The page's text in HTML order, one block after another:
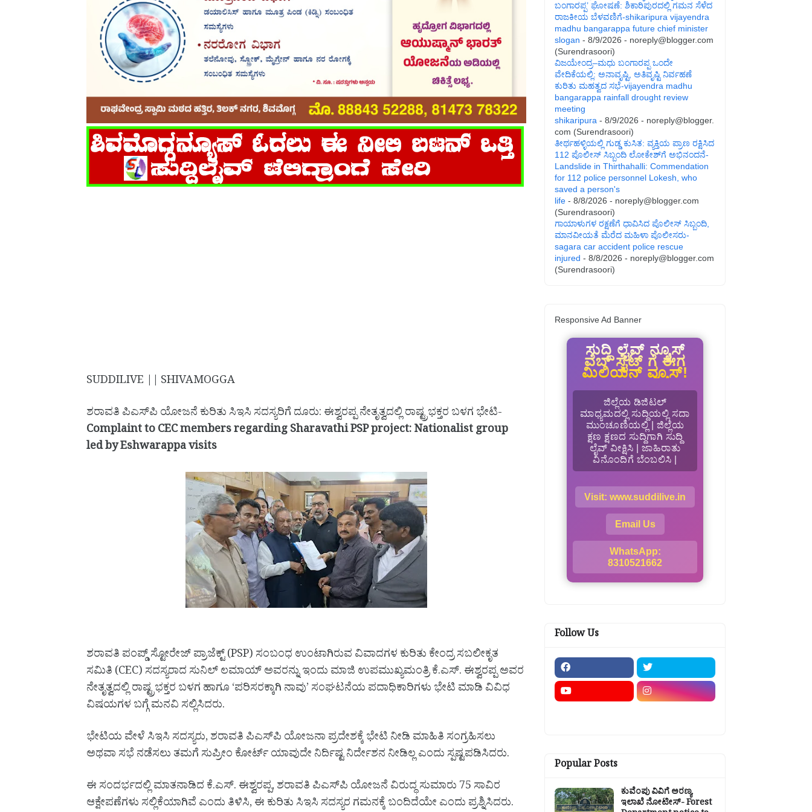
SUDDILIVE || SHIVAMOGGA
ಶರಾವತಿ ಪಿಎಸ್‌ಪಿ ಯೋಜನೆ ಕುರಿತು ಸಿಇಸಿ ಸದಸ್ಯರಿಗೆ ದೂರು: ಈಶ್ವರಪ್ಪ ನೇತೃತ್ವದಲ್ಲಿ ರಾಷ್ಟ್ರಭಕ್ತರ ಬಳಗ ಭೇಟಿ-
Complaint to CEC members regarding Sharavathi PSP project: Nationalist group
led by Eshwarappa visits
ಶರಾವತಿ ಪಂಪ್ಡ್ ಸ್ಟೋರೇಜ್ ಪ್ರಾಜೆಕ್ಟ್ (PSP) ಸಂಬಂಧ ಉಂಟಾಗಿರುವ ವಿವಾದಗಳ ಕುರಿತು ಕೇಂದ್ರ ಸಬಲೀಕೃತ
ಸಮಿತಿ (CEC) ಸದಸ್ಯರಾದ ಸುನಿಲ್ ಲಮಾಯ್ ಅವರನ್ನು ಇಂದು ಮಾಜಿ ಉಪಮುಖ್ಯಮಂತ್ರಿ ಕೆ.ಎಸ್. ಈಶ್ವರಪ್ಪ ಅವರ
ನೇತೃತ್ವದಲ್ಲಿ ರಾಷ್ಟ್ರಭಕ್ತರ ಬಳಗ ಹಾಗೂ ‘ಪರಿಸರಕ್ಕಾಗಿ ನಾವು’ ಸಂಘಟನೆಯ ಪದಾಧಿಕಾರಿಗಳು ಭೇಟಿ ಮಾಡಿ ವಿವಿಧ
ವಿಷಯಗಳ ಬಗ್ಗೆ ಮನವಿ ಸಲ್ಲಿಸಿದರು.
ಭೇಟಿಯ ವೇಳೆ ಸಿಇಸಿ ಸದಸ್ಯರು, ಶರಾವತಿ ಪಿಎಸ್‌ಪಿ ಯೋಜನಾ ಪ್ರದೇಶಕ್ಕೆ ಭೇಟಿ ನೀಡಿ ಮಾಹಿತಿ ಸಂಗ್ರಹಿಸಲು
ಅಥವಾ ಸಭೆ ನಡೆಸಲು ತಮಗೆ ಸುಪ್ರೀಂ ಕೋರ್ಟ್ ಯಾವುದೇ ನಿರ್ದಿಷ್ಟ ನಿರ್ದೇಶನ ನೀಡಿಲ್ಲ ಎಂದು ಸ್ಪಷ್ಟಪಡಿಸಿದರು.
ಈ ಸಂದರ್ಭದಲ್ಲಿ ಮಾತನಾಡಿದ ಕೆ.ಎಸ್. ಈಶ್ವರಪ್ಪ, ಶರಾವತಿ ಪಿಎಸ್‌ಪಿ ಯೋಜನೆ ವಿರುದ್ಧ ಸುಮಾರು 75 ಸಾವಿರ
ಆಕ್ಷೇಪಣೆಗಳು ಸಲ್ಲಿಕೆಯಾಗಿವೆ ಎಂದು ತಿಳಿಸಿ, ಈ ಕುರಿತು ಸಿಇಸಿ ಸದಸ್ಯರ ಗಮನಕ್ಕೆ ಬಂದಿದೆಯೇ ಎಂದು ಪ್ರಶ್ನಿಸಿದರು.
ಬಂಗಾರಪ್ಪ’ ಘೋಷಣೆ: ಶಿಕಾರಿಪುರದಲ್ಲಿ ಗಮನ ಸೆಳೆದ
ರಾಜಕೀಯ ಬೆಳವಣಿಗೆ-shikaripura vijayendra
madhu bangarappa future chief minister
slogan - 8/9/2026 - noreply@blogger.com
(Surendrasoori)
ವಿಜಯೇಂದ್ರ–ಮಧು ಬಂಗಾರಪ್ಪ ಒಂದೇ
ವೇದಿಕೆಯಲ್ಲಿ: ಅನಾವೃಷ್ಟಿ, ಅತಿವೃಷ್ಟಿ ನಿರ್ವಹಣೆ
ಕುರಿತು ಮಹತ್ವದ ಸಭೆ-vijayendra madhu
bangarappa rainfall drought review
meeting
shikaripura - 8/9/2026 - noreply@blogger.
com (Surendrasoori)
ತೀರ್ಥಹಳ್ಳಿಯಲ್ಲಿ ಗುಡ್ಡ ಕುಸಿತ: ವ್ಯಕ್ತಿಯ ಪ್ರಾಣ ರಕ್ಷಿಸಿದ
112 ಪೊಲೀಸ್ ಸಿಬ್ಬಂದಿ ಲೋಕೇಶ್‌ಗೆ ಅಭಿನಂದನೆ-
Landslide in Thirthahalli: Commendation
for 112 police personnel Lokesh, who
saved a person's
life - 8/8/2026 - noreply@blogger.com
(Surendrasoori)
ಗಾಯಾಳುಗಳ ರಕ್ಷಣೆಗೆ ಧಾವಿಸಿದ ಪೊಲೀಸ್ ಸಿಬ್ಬಂದಿ,
ಮಾನವೀಯತೆ ಮೆರೆದ ಮಹಿಳಾ ಪೊಲೀಸರು-
sagara car accident police rescue
injured - 8/8/2026 - noreply@blogger.com
(Surendrasoori)
Responsive Ad Banner
ಸುದ್ದಿ ಲೈವ್ ನ್ಯೂಸ್
ವೆಬ್ ಸೈಟ್ ಗೆ ಈಗ
ಮಿಲಿಯನ್ ವ್ಯೂಸ್!
ಜಿಲ್ಲೆಯ ಡಿಜಿಟಲ್
ಮಾಧ್ಯಮದಲ್ಲಿ ಸುದ್ದಿಯಲ್ಲಿ ಸದಾ
ಮುಂಚೂಣಿಯಲ್ಲಿ | ಜಿಲ್ಲೆಯ
ಕ್ಷಣ ಕ್ಷಣದ ಸುದ್ದಿಗಾಗಿ ಸುದ್ದಿ
ಲೈವ್ ವೀಕ್ಷಿಸಿ | ಜಾಹಿರಾತು
ವಿನೊಂದಿಗೆ ಬೆಂಬಲಿಸಿ |
Visit: www.suddilive.in
Email Us
WhatsApp:
8310521662
Follow Us
Popular Posts
ಕುವೆಂಪು ವಿವಿಗೆ ಅರಣ್ಯ
ಇಲಾಖೆ ನೋಟೀಸ್- Forest